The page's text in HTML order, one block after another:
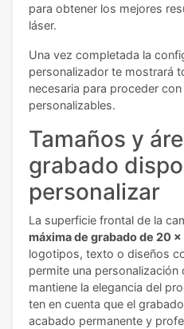
para obtener los mejores
láser.
Una vez completada la
personalizador te mostrará
necesaria para proceder
personalizables.
Tamaños y
grabado
personalizar
La superficie frontal de la
máxima de grabado de 20 x
logotipos, texto o diseños
permite una personalización
mantiene la elegancia del
ten en cuenta que el
acabado permanente y